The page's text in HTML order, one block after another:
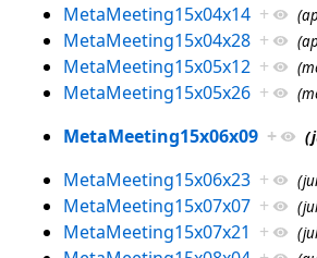
MetaMeeting15x04x14 +
MetaMeeting15x04x28 +
MetaMeeting15x05x12 +
MetaMeeting15x05x26 +
MetaMeeting15x06x09 +
MetaMeeting15x06x23 +
MetaMeeting15x07x07 +
MetaMeeting15x07x21 +